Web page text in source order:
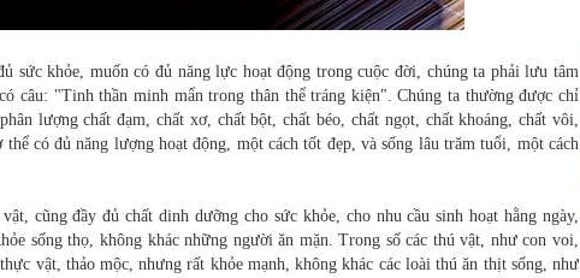
sức khỏe, muốn có đủ năng lực hoạt động trong cuộc đời, chúng ta phải lưu tâm
câu: "Tinh thần minh mẩn trong thân thể tráng kiện". Chúng ta thường được chỉ
lượng chất đạm, chất xơ, chất bột, chất béo, chất ngọt, chất khoáng, chất vôi,
có đủ năng lượng hoạt động, một cách tốt đẹp, và sống lâu trăm tuổi, một cách
cũng đầy đủ chất dinh dưỡng cho sức khỏe, cho nhu cầu sinh hoạt hằng ngày,
sống thọ, không khác những người ăn mặn. Trong số các thú vật, như con voi,
vật, thảo mộc, nhưng rất khỏe mạnh, không khác các loài thú ăn thịt sống, như